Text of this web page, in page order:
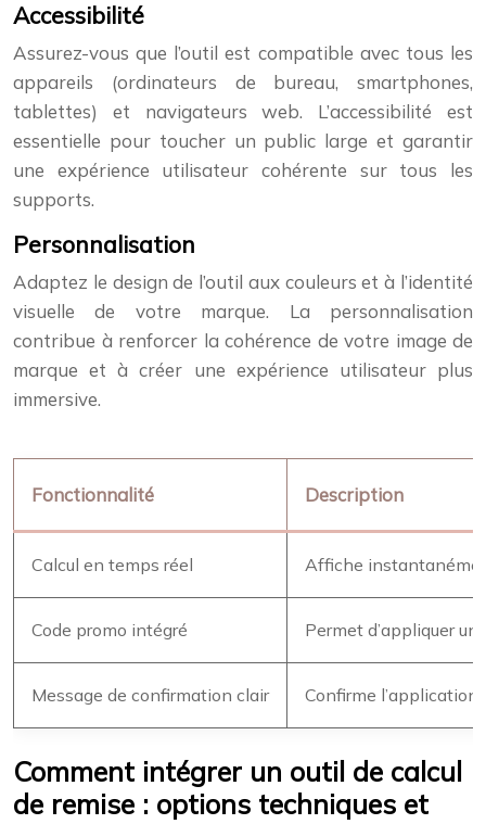
Accessibilité
Assurez-vous que l’outil est compatible avec tous les
appareils (ordinateurs de bureau, smartphones,
tablettes) et navigateurs web. L’accessibilité est
essentielle pour toucher un public large et garantir
une expérience utilisateur cohérente sur tous les
supports.
Personnalisation
Adaptez le design de l’outil aux couleurs et à l’identité
visuelle de votre marque. La personnalisation
contribue à renforcer la cohérence de votre image de
marque et à créer une expérience utilisateur plus
immersive.
Fonctionnalité Description
Calcul en temps réel Affiche
Code promo intégré Permet d’appliquer
Message de confirmation clair Confirme l’application
Comment intégrer un outil de calcul
de remise : options techniques et